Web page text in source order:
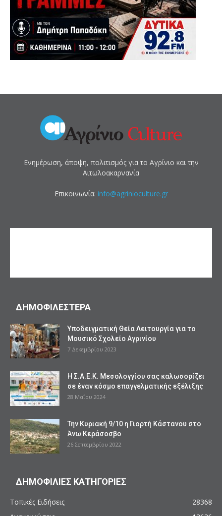
Ενημέρωση, άποψη, πολιτισμός για το Αγρίνιο και την
Αιτωλοακαρνανία
Επικοινωνία: info@agrinioculture.gr
ΔΗΜΟΦΙΛΕΣΤΕΡΑ
Υποδειγματική Θεία Λειτουργία για το
Μουσικό Σχολείο Αγρινίου
7 Δεκεμβρίου 2023
Η Σ.Α.Ε.Κ. Μεσολογγίου σας καλωσορίζει
σε έναν κόσμο επαγγελματικής εξέλιξης
28 Μαΐου 2024
Την Κυριακή 9/10 η Γιορτή Κάστανου στο
Άνω Κεράσοσβο
26 Σεπτεμβρίου 2022
ΔΗΜΟΦΙΛΙΕΣ ΚΑΤΗΓΟΡΙΕΣ
Τοπικές Ειδήσεις
28368